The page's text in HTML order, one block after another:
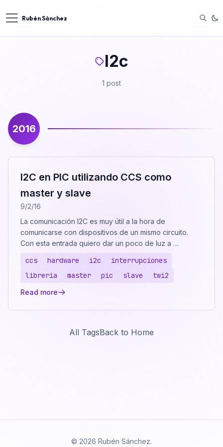
Rubén Sánchez
I2c
1 post
2016
I2C en PIC utilizando CCS como
master y slave
9/2/16
La comunicación I2C es muy útil a la hora de
comunicarse con dispositivos de un mismo circuito.
Con esta entrada quiero dar un poco de luz a …
ccs hardware i2c
interrupciones
libreria
master pic slave twi2
Read more
All TagsBack to Home
© 2026 Rubén Sánchez.